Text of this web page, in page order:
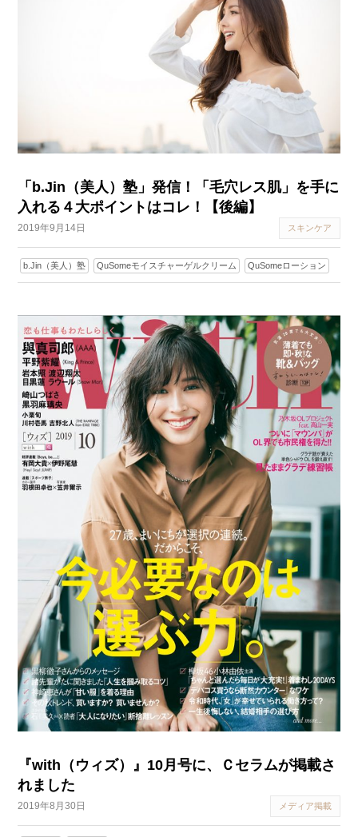
「b.Jin（美人）塾」発信！「毛穴レス肌」を手に
入れる４大ポイントはコレ！【後編】
2019年9月14日 スキンケア
b.Jin（美人）塾 QuSomeモイスチャーゲルクリーム QuSomeローション
『with（ウィズ）』10月号に、Ｃセラムが掲載さ
れました
2019年8月30日 メディア掲載